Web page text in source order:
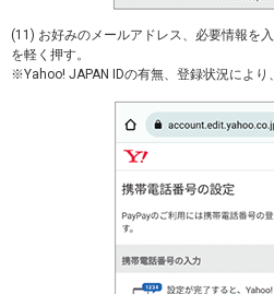
(11) お好みのメールアドレス、必要情報を
を軽く押す。
※Yahoo! JAPAN IDの有無、登録状況により